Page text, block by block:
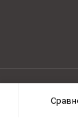
Интернет-